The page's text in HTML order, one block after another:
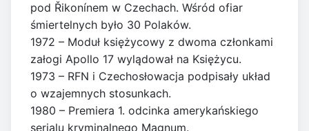
pod Řikonínem w Czechach. Wśród ofiar
śmiertelnych było 30 Polaków.
1972 – Moduł księżycowy z dwoma członkami
załogi Apollo 17 wylądował na Księżycu.
1973 – RFN i Czechosłowacja podpisały układ
o wzajemnych stosunkach.
1980 – Premiera 1. odcinka amerykańskiego
serialu kryminalnego Magnum.